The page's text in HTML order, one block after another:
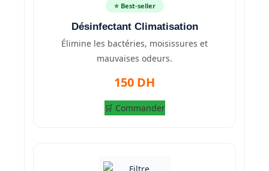
⭐ Best-seller
Désinfectant Climatisation
Élimine les bactéries, moisissures et
mauvaises odeurs.
150 DH
🛒 Commander